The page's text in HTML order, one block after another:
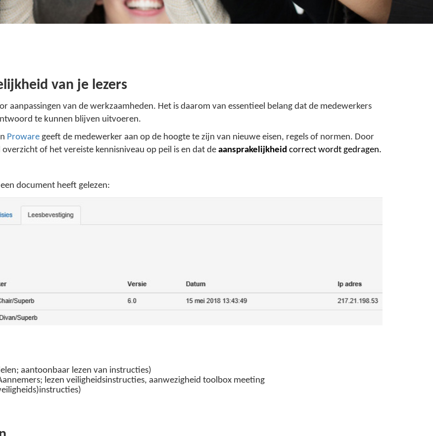
van je lezers
aanpassingen van de werkzaamheden. Het is daarom van essentieel belang dat de medewerkers
te kunnen blijven uitvoeren.
Proware geeft de medewerker aan op de hoogte te zijn van nieuwe eisen, regels of normen. Door
of het vereiste kennisniveau op peil is en dat de aansprakelijkheid correct wordt gedragen.
document heeft gelezen:
aantoonbaar lezen van instructies)
lezen veiligheidsinstructies, aanwezigheid toolbox meeting